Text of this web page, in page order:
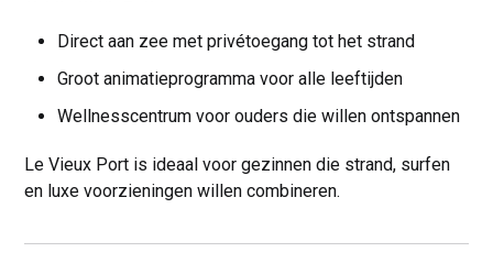
Direct aan zee met privétoegang tot het strand
Groot animatieprogramma voor alle leeftijden
Wellnesscentrum voor ouders die willen ontspannen
Le Vieux Port is ideaal voor gezinnen die strand, surfen
en luxe voorzieningen willen combineren.